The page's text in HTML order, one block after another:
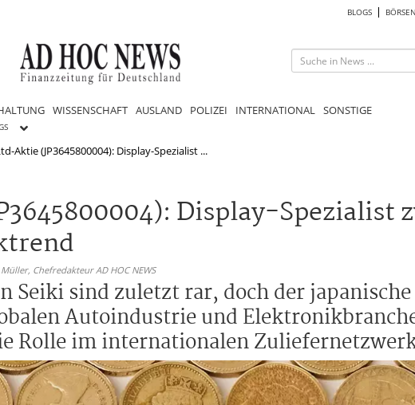
BLOGS
WISSENSCHAFT AUSLAND POLIZEI INTERNATIONAL SONSTIGE
Aktie (JP3645800004): Display-Spezialist ...
Display-Spezialist
Chefredakteur AD HOC NEWS
Seiki sind zuletzt rar, doch der
Autoindustrie und
Rolle im internationalen